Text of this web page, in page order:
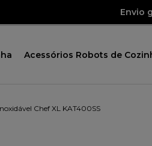
Envio
Acessórios Robots de
Chef XL KAT400SS